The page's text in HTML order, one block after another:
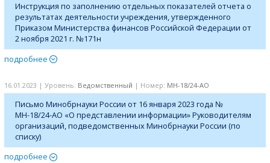
Инструкция по заполнению отдельных показателей отчета о
результатах деятельности учреждения, утвержденного
Приказом Министерства финансов Российской Федерации от
2 ноября 2021 г. №171н
подробнее
16.01.2023 | Уровень: Ведомственный | Номер: МН-18/24-АО
Письмо Минобрнауки России от 16 января 2023 года №
МН-18/24-АО «О представлении информации» Руководителям
организаций, подведомственных Минобрнауки России (по
списку)
подробнее